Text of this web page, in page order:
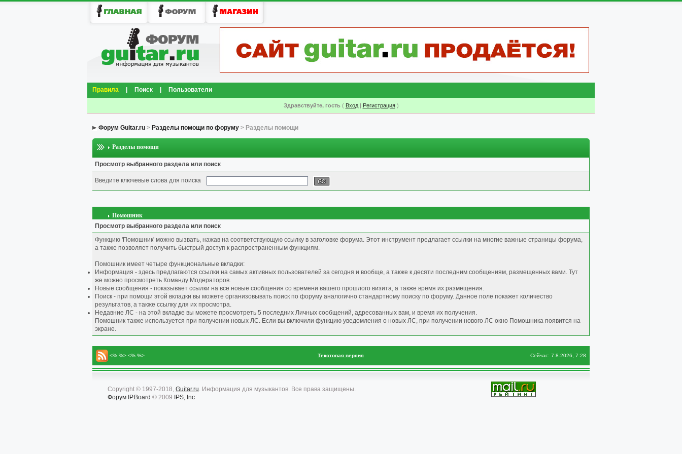
Правила Поиск Пользователи
Здравствуйте, гость( Вход| Регистрация)
Форум Guitar.ru > Разделы помощи по форуму > Разделы помощи
Разделы помощи
Просмотр выбранного раздела или поиск
Введите ключевые слова для поиска
Помошник
Просмотр выбранного раздела или поиск
Функцию 'Помошник' можно вызвать, нажав на соответствующую ссылку в заголовке форума. Этот инструмент предлагает ссылки на многие важные страницы форума,
а также позволяет получить быстрый доступ к распространенным функциям.
Помошник имеет четыре функциональные вкладки:
Информация - здесь предлагаются ссылки на самых активных пользователей за сегодня и вообще, а также к десяти последним сообщениям, размещенных вами. Тут
же можно просмотреть Команду Модераторов.
Новые сообщения - показывает ссылки на все новые сообщения со времени вашего прошлого визита, а также время их размещения.
Поиск - при помощи этой вкладки вы можете организовывать поиск по форуму аналогично стандартному поиску по форуму. Данное поле покажет количество
результатов, а также ссылку для их просмотра.
Недавние ЛС - на этой вкладке вы можете просмотреть 5 последних Личных сообщений, адресованных вам, и время их получения.
Помошник также используется при получении новых ЛС. Если вы включили функцию уведомления о новых ЛС, при получении нового ЛС окно Помошника появится на
экране.
<% %> <% %> Текстовая версия Сейчас: 7.8.2026, 7:28
Copyright © 1997-2018, Guitar.ru. Информация для музыкантов. Все права защищены.
Форум IP.Board © 2009 IPS, Inc